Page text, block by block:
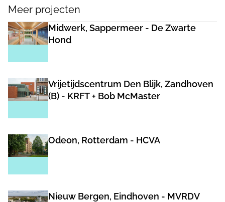
Meer projecten
Midwerk, Sappermeer - De Zwarte
Hond
Vrijetijdscentrum Den Blijk, Zandhoven
(B) - KRFT + Bob McMaster
Odeon, Rotterdam - HCVA
Nieuw Bergen, Eindhoven - MVRDV